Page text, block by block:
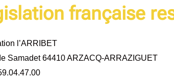
française
l’ARRIBET
Samadet 64410 ARZACQ-ARRAZIGUET